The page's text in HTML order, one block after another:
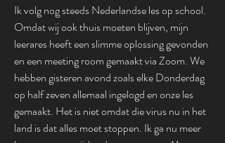
Ik volg nog steeds Nederlandse les op school.
Omdat wij ook thuis moeten blijven, mijn
leerares heeft een slimme oplossing gevonden
en een meeting room gemaakt via Zoom. We
hebben gisteren avond zoals elke Donderdag
op half zeven allemaal ingelogd en onze les
gemaakt. Het is niet omdat die virus nu in het
land is dat alles moet stoppen. Ik ga nu meer